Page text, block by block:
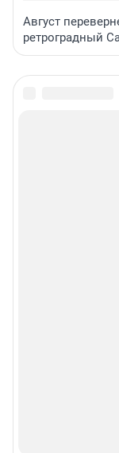
Август
ретроградный